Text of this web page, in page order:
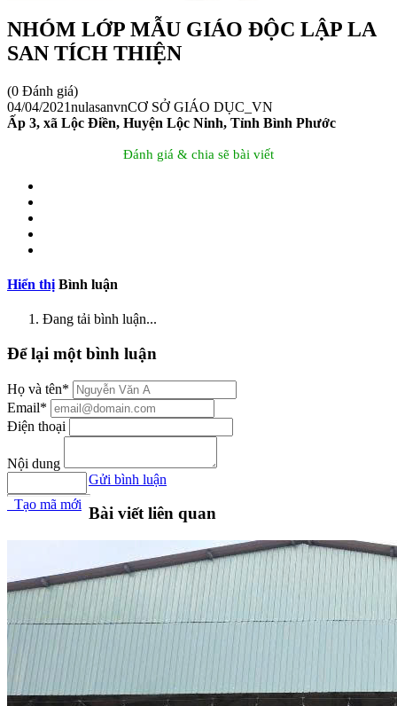
NHÓM LỚP MẪU GIÁO ĐỘC LẬP LA
SAN TÍCH THIỆN
(0 Đánh giá)
04/04/2021nulasanvnCƠ SỞ GIÁO DỤC_VN
Ấp 3, xã Lộc Điền, Huyện Lộc Ninh, Tỉnh Bình Phước
Đánh giá & chia sẽ bài viết
Hiển thị Bình luận
Đang tải bình luận...
Để lại một bình luận
Họ và tên*
Email*
Điện thoại
Nội dung
Tạo mã mới
Gửi bình luận
Bài viết liên quan